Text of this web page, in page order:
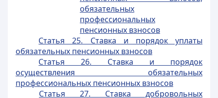
обязательных
профессиональных
пенсионных взносов
Статья 25. Ставка и порядок уплаты
обязательных пенсионных взносов
Статья 26. Ставка и порядок
осуществления обязательных
профессиональных пенсионных взносов
Статья 27. Ставка добровольных